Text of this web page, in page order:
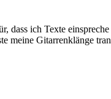
dass ich Texte
meine Gitarrenklänge